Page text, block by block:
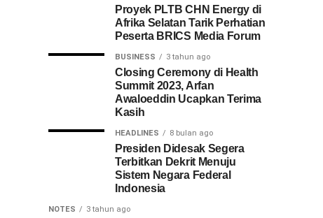
Proyek PLTB CHN Energy di
Afrika Selatan Tarik Perhatian
Peserta BRICS Media Forum
BUSINESS 3 tahun ago
Closing Ceremony di Health
Summit 2023, Arfan
Awaloeddin Ucapkan Terima
Kasih
HEADLINES 8 bulan ago
Presiden Didesak Segera
Terbitkan Dekrit Menuju
Sistem Negara Federal
Indonesia
NOTES 3 tahun ago